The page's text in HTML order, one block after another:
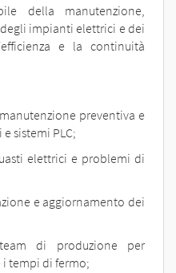
della manutenzione,
impianti elettrici e dei
e la continuità
preventiva e
sistemi PLC;
elettrici e problemi di
e aggiornamento dei
di produzione per
i tempi di fermo;